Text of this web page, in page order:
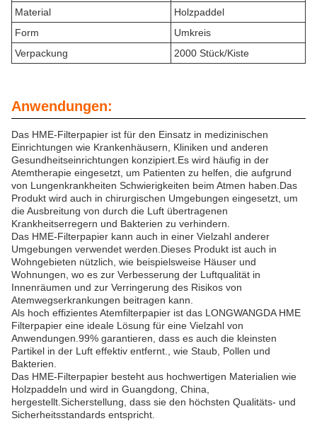
Material
Holzpaddel
Form
Umkreis
Verpackung
2000 Stück/Kiste
Anwendungen:
Das HME-Filterpapier ist für den Einsatz in medizinischen
Einrichtungen wie Krankenhäusern, Kliniken und anderen
Gesundheitseinrichtungen konzipiert.Es wird häufig in der
Atemtherapie eingesetzt, um Patienten zu helfen, die aufgrund
von Lungenkrankheiten Schwierigkeiten beim Atmen haben.Das
Produkt wird auch in chirurgischen Umgebungen eingesetzt, um
die Ausbreitung von durch die Luft übertragenen
Krankheitserregern und Bakterien zu verhindern.
Das HME-Filterpapier kann auch in einer Vielzahl anderer
Umgebungen verwendet werden.Dieses Produkt ist auch in
Wohngebieten nützlich, wie beispielsweise Häuser und
Wohnungen, wo es zur Verbesserung der Luftqualität in
Innenräumen und zur Verringerung des Risikos von
Atemwegserkrankungen beitragen kann.
Als hoch effizientes Atemfilterpapier ist das LONGWANGDA HME
Filterpapier eine ideale Lösung für eine Vielzahl von
Anwendungen.99% garantieren, dass es auch die kleinsten
Partikel in der Luft effektiv entfernt., wie Staub, Pollen und
Bakterien.
Das HME-Filterpapier besteht aus hochwertigen Materialien wie
Holzpaddeln und wird in Guangdong, China,
hergestellt.Sicherstellung, dass sie den höchsten Qualitäts- und
Sicherheitsstandards entspricht.